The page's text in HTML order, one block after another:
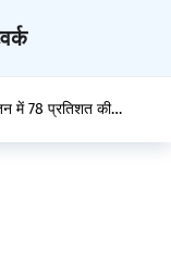
में 78 प्रतिशत की